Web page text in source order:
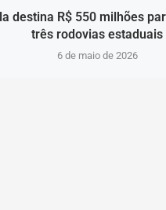
destina R$ 550 milhões
três rodovias estaduais
6 de maio de 2026